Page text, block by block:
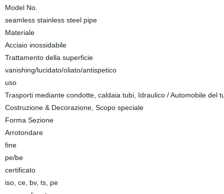
Model No.
seamless stainless steel pipe
Materiale
Acciaio inossidabile
Trattamento della superficie
vanishing/lucidato/oliato/antispetico
uso
Trasporti mediante condotte, caldaia tubi, Idraulico / Automobile del
Costruzione & Decorazione, Scopo speciale
Forma Sezione
Arrotondare
fine
pe/be
certificato
iso, ce, bv, ts, pe